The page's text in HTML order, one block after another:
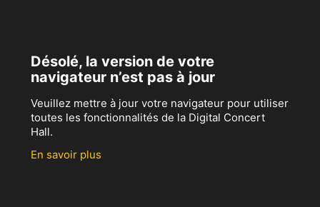
Désolé, la version de votre
navigateur n’est pas à jour
Veuillez mettre à jour votre navigateur pour utiliser
toutes les fonctionnalités de la Digital Concert
Hall.
En savoir plus